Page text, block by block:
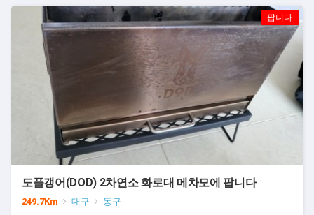
팝니다
도플갱어(DOD) 2차연소 화로대 메차모에 팝니다
249.7Km 대구 동구